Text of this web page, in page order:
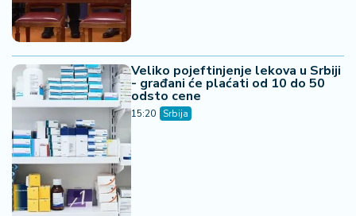
Veliko pojeftinjenje lekova u Srbiji
- građani će plaćati od 10 do 50
odsto cene
15:20 Srbija